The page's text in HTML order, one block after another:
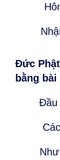
Đức
bằng bài
Đầu